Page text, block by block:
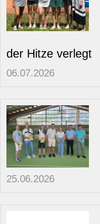
der Hitze verlegt
06.07.2026
25.06.2026